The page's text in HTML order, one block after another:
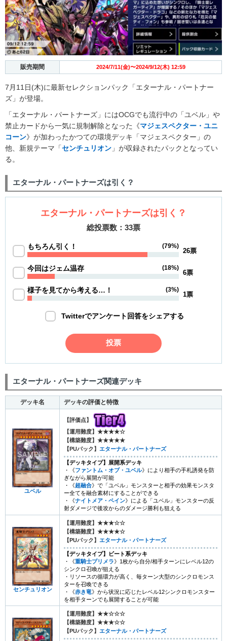
販売期間 2024/7/11(金)〜2024/9/12(木) 12:59
7月11日(木)に最新セレクションパック「エターナル・パートナー
ズ」が登場。
「エターナル・パートナーズ」にはOCGでも流行中の「ユベル」や
禁止カードから一気に規制解除となった《マジェスペクター・ユニ
コーン》が加わったかつての環境デッキ「マジェスペクター」の
他、新規テーマ「センチュリオン 」が収録されたパックとなってい
る。
エターナル・パートナーズは引く？
エターナル・パートナーズは引く？
総投票数：33票
もちろん引く！ (79%)
26票
今回はジェム温存 (18%)
6票
様子を見てから考える…！ (3%)
1票
Twitterでアンケート回答をシェアする
投票
エターナル・パートナーズ関連デッキ
デッキ名 デッキの評価と特徴
ユベル
【評価点】
【運用難度】★★★★☆
【構築難度】★★★★★
【PUパック】 エターナル・パートナーズ
【デッキタイプ】展開系デッキ
・《ファントム・オブ・ユベル》により相手の手札誘発を防
ぎながら展開が可能
・《超融合》で「ユベル」モンスターと相手の効果モンスタ
ー全てを融合素材にすることができる
・《ナイトメア・ペイン》による「ユベル」モンスターの反
射ダメージで後攻からのダメージ勝利も狙える
センチュリオン
【運用難度】★★★☆☆
【構築難度】★★★★☆
【PUパック】 エターナル・パートナーズ
【デッキタイプ】ビート系デッキ
・《重騎士プリメラ》1枚から自分/相手ターンにレベル12の
シンクロ召喚が狙える
・リソースの循環力が高く、毎ターン大型のシンクロモンス
ターを召喚できる
・《赤き竜》から状況に応じたレベル12シンクロモンスター
を相手ターンでも展開することが可能
【運用難度】★★☆☆☆
【構築難度】★★★☆☆
【PUパック】 エターナル・パートナーズ